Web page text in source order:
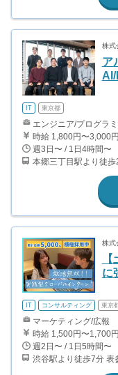
株式
ア
AI/
IT 東京都
エンジニア/プログラ
時給 1,800円〜3,000円
週3日〜 / 1日4時間〜
株式
に
IT コンサルティング 東京
マーケティング/広報
時給 1,500円〜1,700円
週2日〜 / 1日5時間〜
渋谷駅より徒歩7分 表